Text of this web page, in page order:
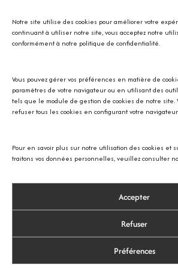
Notre site utilise des cookies pour améliorer votre
continuant à utiliser notre site, vous acceptez notre
conformément à notre politique de confidentialité.
Vous pouvez gérer vos préférences en matière de
paramètres de votre navigateur ou en utilisant des
tels que le module de gestion de cookies de notre site.
refuser tous les cookies en configurant votre
Pour en savoir plus sur notre utilisation des cookies et
traitons vos données personnelles, veuillez consulter
Accepter
Refuser
Préférences
Avec SOS écureuil Provence
© 2026 Thibault Le Fur